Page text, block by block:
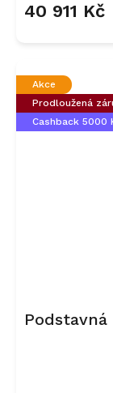
40 911 Kč
Akce
Prodloužená
Cashback 5000